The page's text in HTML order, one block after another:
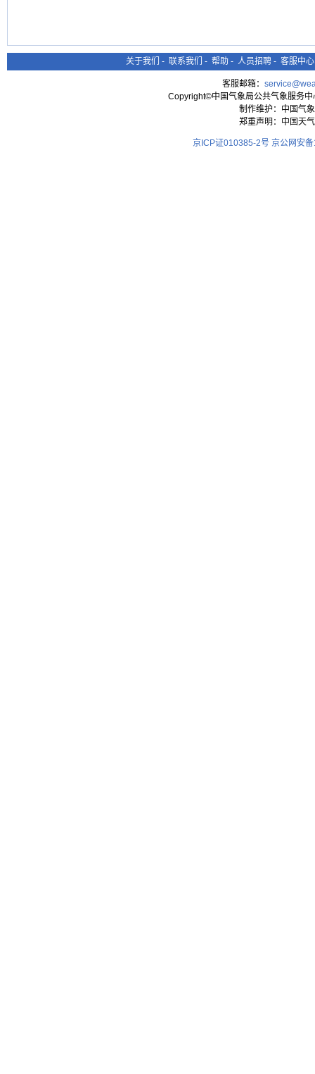
关于我们 - 联系我们 - 帮助 - 人员招聘 - 客服中心
客服邮箱：
Copyright©中国气象局公共气象服务
制作维护：中国气
郑重声明：中国天
京ICP证010385-2号 京公网安